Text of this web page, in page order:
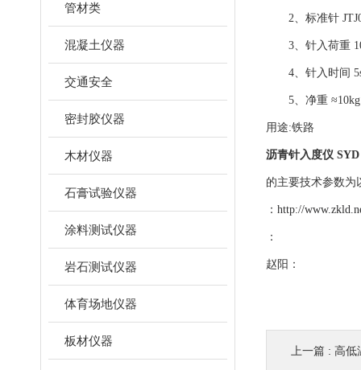
管材类
混凝土仪器
交通安全
密封胶仪器
木材仪器
石膏试验仪器
涂料测试仪器
岩石测试仪器
体育场地仪器
板材仪器
2、标准针
3、针入荷重
4、针入时间
5、净重 ≈10kg
用途:铁路
沥青针入度仪 SYD
的主要技术参数为
： http://
：
赵阳：
上一篇 : 高低